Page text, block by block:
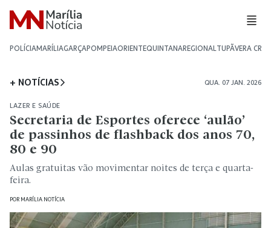
POLÍCIAMARÍLIAGARÇAPOMPEIAORIENTEQUINTANAREGIONALTUPÃVERA CRUZ
+ NOTÍCIAS QUA. 07 JAN. 2026
LAZER E SAÚDE
Secretaria de Esportes oferece ‘aulão’
de passinhos de flashback dos anos 70,
80 e 90
Aulas gratuitas vão movimentar noites de terça e quarta-
feira.
POR MARÍLIA NOTÍCIA